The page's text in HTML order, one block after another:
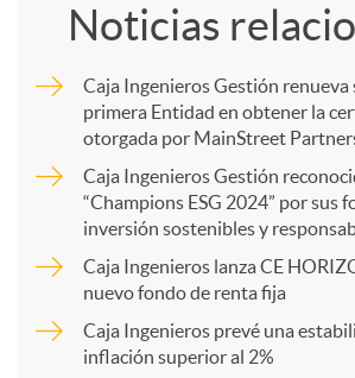
m
r
Noticias
Caja Ingenieros Gestión renueva
primera Entidad en obtener la
otorgada por MainStreet
Caja Ingenieros Gestión
“Champions ESG 2024” por sus
inversión sostenibles y
Caja Ingenieros lanza CE
nuevo fondo de renta fija
Caja Ingenieros prevé una
inflación superior al 2%